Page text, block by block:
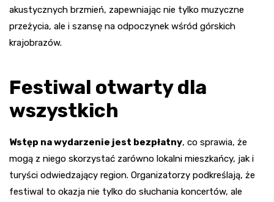
akustycznych brzmień, zapewniając nie tylko muzyczne
przeżycia, ale i szansę na odpoczynek wśród górskich
krajobrazów.
Festiwal otwarty dla
wszystkich
Wstęp na wydarzenie jest bezpłatny, co sprawia, że
mogą z niego skorzystać zarówno lokalni mieszkańcy, jak i
turyści odwiedzający region. Organizatorzy podkreślają, że
festiwal to okazja nie tylko do słuchania koncertów, ale